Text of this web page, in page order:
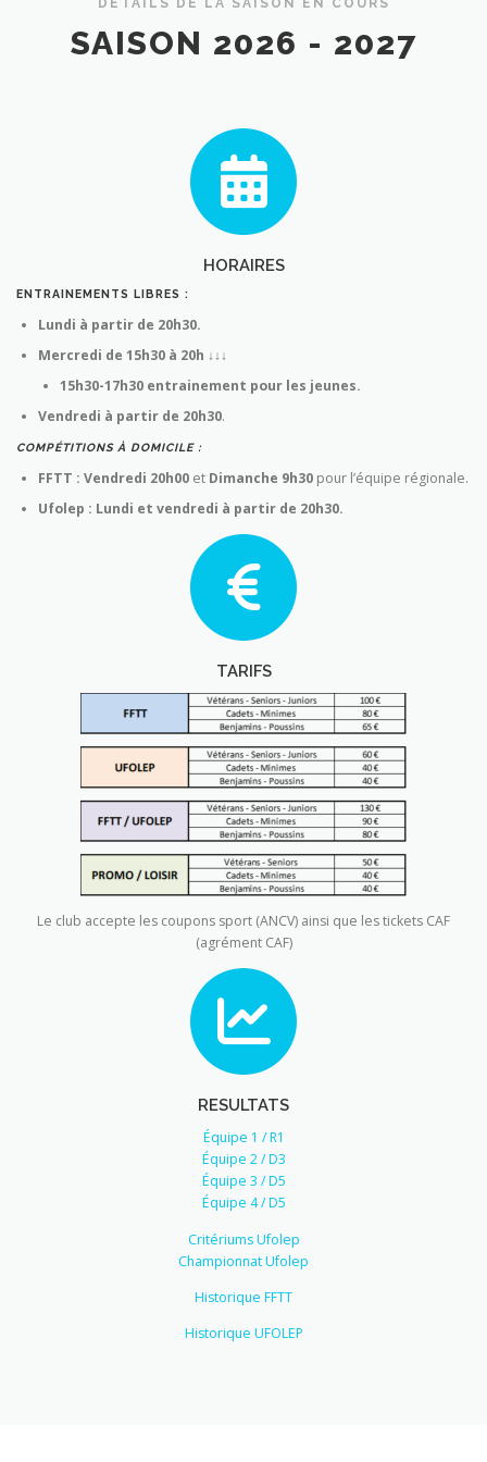
DÉTAILS DE LA SAISON EN COURS
SAISON 2026 - 2027
HORAIRES
ENTRAINEMENTS LIBRES :
Lundi à partir de 20h30.
Mercredi de 15h30 à 20h ↓↓↓
15h30-17h30 entrainement pour les jeunes.
Vendredi à partir de 20h30.
COMPÉTITIONS À DOMICILE :
FFTT : Vendredi 20h00 et Dimanche 9h30 pour l’équipe régionale.
Ufolep : Lundi et vendredi à partir de 20h30.
TARIFS
Le club accepte les coupons sport (ANCV) ainsi que les tickets CAF
(agrément CAF)
RESULTATS
Équipe 1 / R1
Équipe 2 / D3
Équipe 3 / D5
Équipe 4 / D5
Critériums Ufolep
Championnat Ufolep
Historique FFTT
Historique UFOLEP